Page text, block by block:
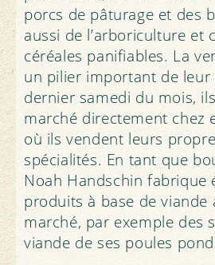
des étables doit être
Les animaux peuvent
toute l'année à une aire
sont au pâturage. Grâce
d'aménagement des
de parcours et des
peuvent se mouvoir
leurs besoins, avoir des
manger, s'occuper. Les
subissent en outre bien
d'interventions
rognage du bec et ils sont
digérer l’herbe, les
rien en faire. Ces animaux
l’herbe en lait et en
des bovins nourrit les
panse, qui produisent à
nutriments dont l’animal a
Les aliments concentrés
facile à digérer, qui
d’énergie ou de protéines,
le colza, le blé, l’avoine et
maïs. Le problème:
sont cultivés pour des
porcs de pâturage et des
aussi de l’arboriculture et
céréales panifiables. La
un pilier important de leur
dernier samedi du mois,
marché directement chez
où ils vendent leurs
spécialités. En tant que
Noah Handschin fabrique
produits à base de viande
marché, par exemple des
viande de ses poules